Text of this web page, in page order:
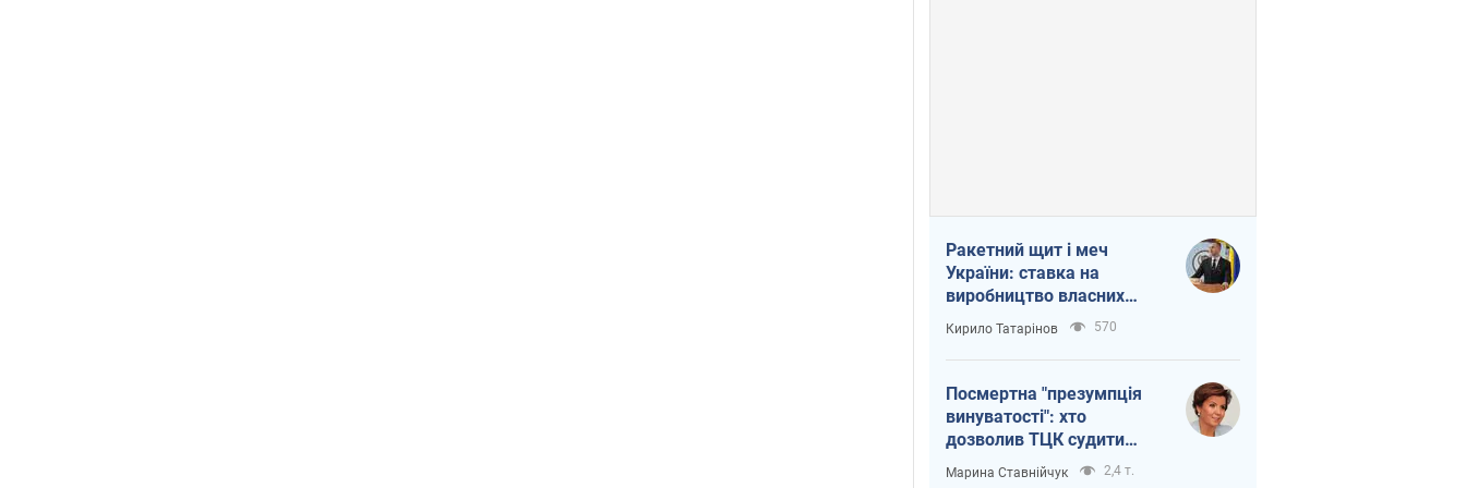
Ракетний щит і меч
України: ставка на
виробництво власних
ракет
Кирило Татарінов 570
Посмертна "презумпція
винуватості": хто
дозволив ТЦК судити
загиблих захисників
Марина Ставнійчук 2,4 т.